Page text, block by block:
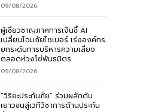
09/08/2026
ผู้เชี่ยวชาญภาคการเงินชี้ AI
เปลี่ยนโฉมภัยไซเบอร์ เร่งองค์กร
ยกระดับการบริหารความเสี่ยง
ตลอดห่วงโซ่พันธมิตร
09/08/2026
“วิริยะประกันภัย” ร่วมผลักดัน
เยาวชนสู่เวทีวิชาการด้านประกัน